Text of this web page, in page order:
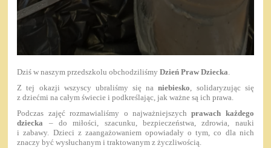
Dziś w naszym przedszkolu obchodziliśmyDzień Praw Dziecka.
Z tej okazji wszyscy ubraliśmy się naniebiesko, solidaryzując się
z dziećmi na całym świecie i podkreślając, jak ważne są ich prawa.
Podczas zajęć rozmawialiśmy o najważniejszychprawach każdego
dziecka – do miłości, szacunku, bezpieczeństwa, zdrowia, nauki
i zabawy. Dzieci z zaangażowaniem opowiadały o tym, co dla nich
znaczy być wysłuchanym i traktowanym z życzliwością.